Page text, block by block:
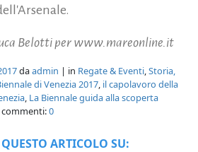
Belotti per www.mareonline.it
daadmin | in Regate & Eventi,Storia,
di Venezia 2017, il capolavoro della
, La Biennale guida alla scoperta
0
ARTICOLO SU: